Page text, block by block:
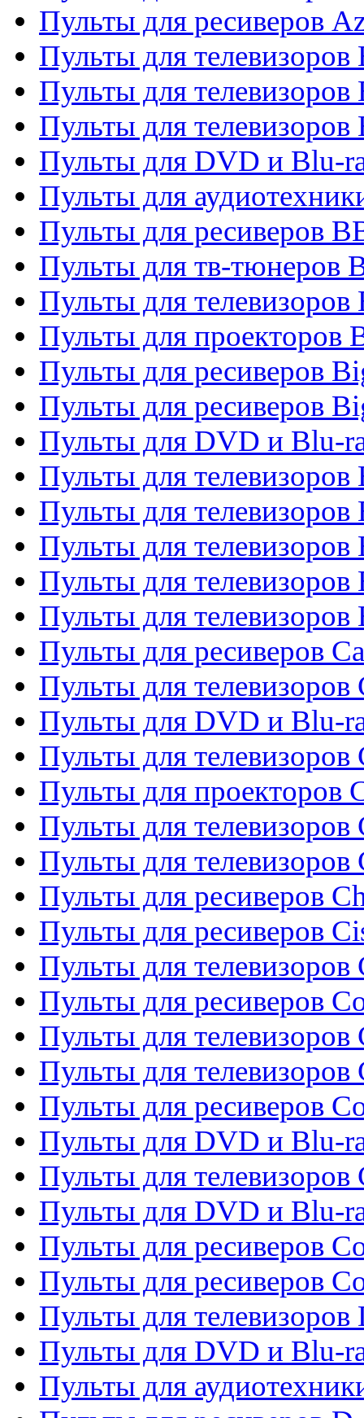
Пульты для ресиверов
Пульты для
Пульты для
Пульты для
Пульты для DVD и Blu-
Пульты для
Пульты для ресиверов
Пульты для тв-тюнеров
Пульты для телевизоров
Пульты для проекторов
Пульты для ресиверов
Пульты для ресиверов
Пульты для DVD и Blu-
Пульты для телевизоров
Пульты для телевизоров
Пульты для телевизоров
Пульты для телевизоров
Пульты для телевизоров
Пульты для ресиверов
Пульты для телевизоров
Пульты для DVD и Blu-
Пульты для телевизоров
Пульты для проекторов
Пульты для телевизоров
Пульты для телевизоров
Пульты для ресиверов
Пульты для ресиверов
Пульты для телевизоров
Пульты для ресиверов
Пульты для телевизоров
Пульты для телевизоров
Пульты для ресиверов
Пульты для DVD и Blu-
Пульты для телевизоров
Пульты для DVD и Blu-
Пульты для ресиверов
Пульты для ресиверов
Пульты для телевизоров
Пульты для DVD и Blu-
Пульты для